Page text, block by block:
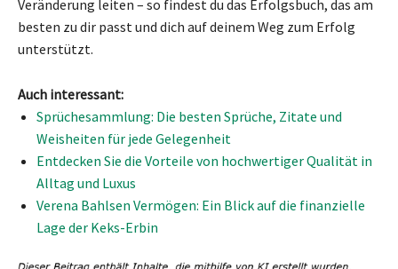
Veränderung leiten – so findest du das Erfolgsbuch, das am
besten zu dir passt und dich auf deinem Weg zum Erfolg
unterstützt.
Auch interessant:
Sprüchesammlung: Die besten Sprüche, Zitate und
Weisheiten für jede Gelegenheit
Entdecken Sie die Vorteile von hochwertiger Qualität in
Alltag und Luxus
Verena Bahlsen Vermögen: Ein Blick auf die finanzielle
Lage der Keks-Erbin